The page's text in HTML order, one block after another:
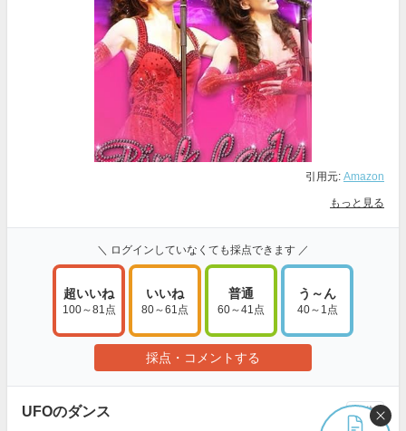
引用元: Amazon
もっと見る
＼ ログインしていなくても採点できます ／
超いいね
100～81点
いいね
80～61点
普通
60～41点
う～ん
40～1点
採点・コメントする
UFOのダンス 報告